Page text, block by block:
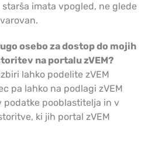
imata vpogled, ne glede
osebo za dostop do mojih
na portalu zVEM?
lahko podelite zVEM
pa lahko na podlagi zVEM
podatke pooblastitelja in v
ki jih portal zVEM